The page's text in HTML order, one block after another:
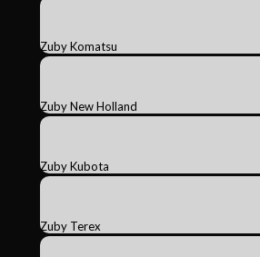
Zuby Komatsu
Zuby New Holland
Zuby Kubota
Zuby Terex